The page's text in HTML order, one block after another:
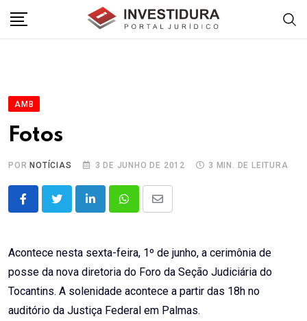
AMB
Fotos
POR NOTÍCIAS 3 DE JUNHO DE 2012 3 MIN. DE LEITURA
LinkedInWhatsappShare
Email
Acontece nesta sexta-feira, 1º de junho, a cerimônia de
posse da nova diretoria do Foro da Seção Judiciária do
Tocantins. A solenidade acontece a partir das 18h no
auditório da Justiça Federal em Palmas.